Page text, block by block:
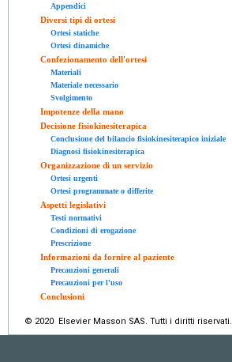
Appendici
Diversi tipi di ortesi
Ortesi statiche
Ortesi dinamiche
Confezionamento dell'ortesi
Materiali
Materiale necessario
Svolgimento
Impotenze della mano
Decisione fisiokinesiterapica
Conclusione del bilancio fisiokinesiterapico iniziale
Diagnosi fisiokinesiterapica
Organizzazione di un servizio
Ortesi urgenti
Ortesi programmate o differite
Aspetti legislativi
Testi normativi
Condizioni di erogazione
Prescrizione
Informazioni da fornire al paziente
Precauzioni generali
Precauzioni per l'uso
Conclusioni
© 2020 Elsevier Masson SAS. Tutti i diritti riservati.